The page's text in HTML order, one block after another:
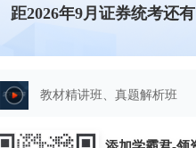
距2026年9月证券统考还有
教材精讲班、真题解析班